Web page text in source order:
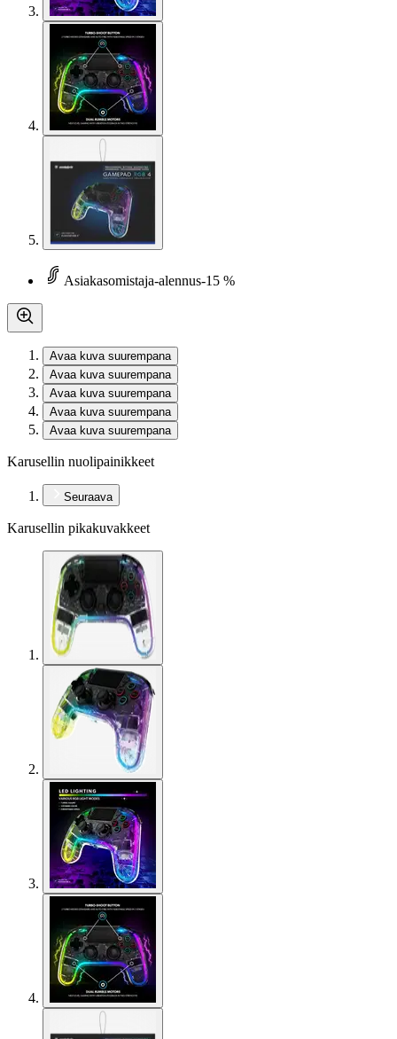
Asiakasomistaja-alennus-15 %
Avaa kuva suurempana
Avaa kuva suurempana
Avaa kuva suurempana
Avaa kuva suurempana
Avaa kuva suurempana
Karusellin nuolipainikkeet
Seuraava
Karusellin pikakuvakkeet